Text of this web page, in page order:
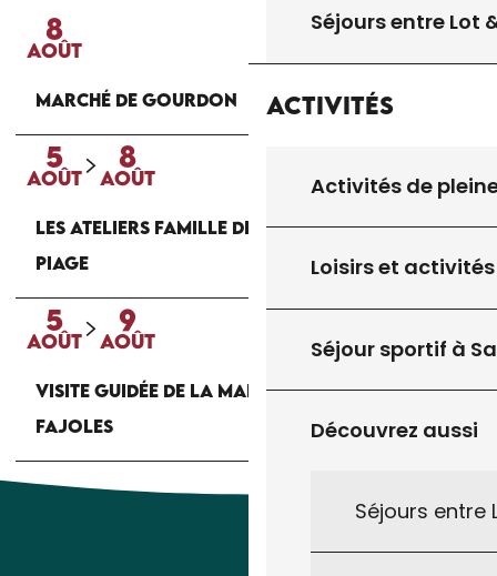
Séjours entre Lot
Activités
Activités de
Loisirs et activités
Séjour sportif à
Découvrez aussi
Séjours entre
8
AOÛT
MARCHÉ DE GOURDON
5
AOÛT
8
AOÛT
LES ATELIERS FAMILLE DE LA MAISON DU
PIAGE
5
AOÛT
9
AOÛT
VISITE GUIDÉE DE LA MAISON DU PIAGE À
FAJOLES